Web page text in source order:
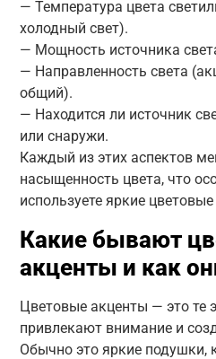
— Температура цвета
холодный свет).
— Мощность источника
— Направленность света
общий).
— Находится ли источник
или снаружи.
Каждый из этих аспектов
насыщенность цвета, что
используете яркие
Какие бывают
акценты и как
Цветовые акценты — это те
привлекают внимание и
Обычно это яркие подушки,